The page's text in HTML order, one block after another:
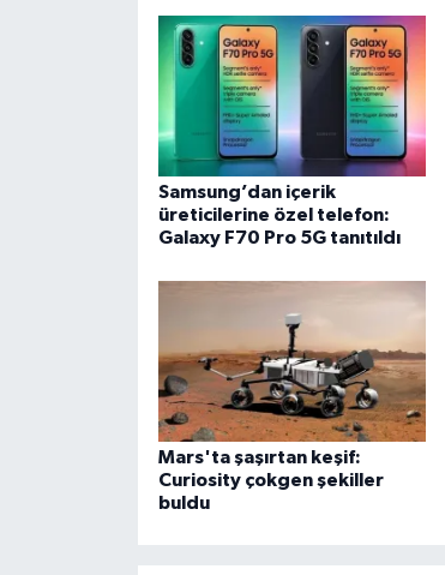
Samsung’dan içerik
üreticilerine özel telefon:
Galaxy F70 Pro 5G tanıtıldı
Mars'ta şaşırtan keşif:
Curiosity çokgen şekiller
buldu